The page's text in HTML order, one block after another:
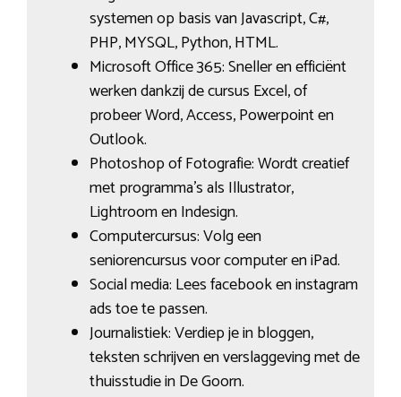
systemen op basis van Javascript, C#,
PHP, MYSQL, Python, HTML.
Microsoft Office 365: Sneller en efficiënt
werken dankzij de cursus Excel, of
probeer Word, Access, Powerpoint en
Outlook.
Photoshop of Fotografie: Wordt creatief
met programma’s als Illustrator,
Lightroom en Indesign.
Computercursus: Volg een
seniorencursus voor computer en iPad.
Social media: Lees facebook en instagram
ads toe te passen.
Journalistiek: Verdiep je in bloggen,
teksten schrijven en verslaggeving met de
thuisstudie in De Goorn.